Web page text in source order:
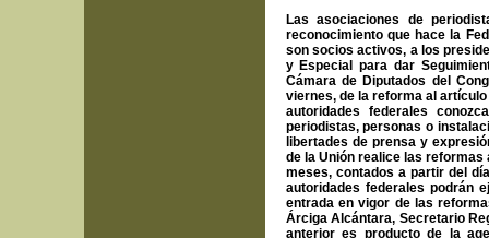
Las asociaciones de
reconocimiento que hace la
son socios activos, a los
y Especial para dar
Cámara de Diputados del
viernes, de la reforma al
autoridades federales
periodistas, personas o
libertades de prensa y
de la Unión realice las
meses, contados a partir del
autoridades federales podrán
entrada en vigor de las
Árciga Alcántara, Secretario
anterior es producto de la